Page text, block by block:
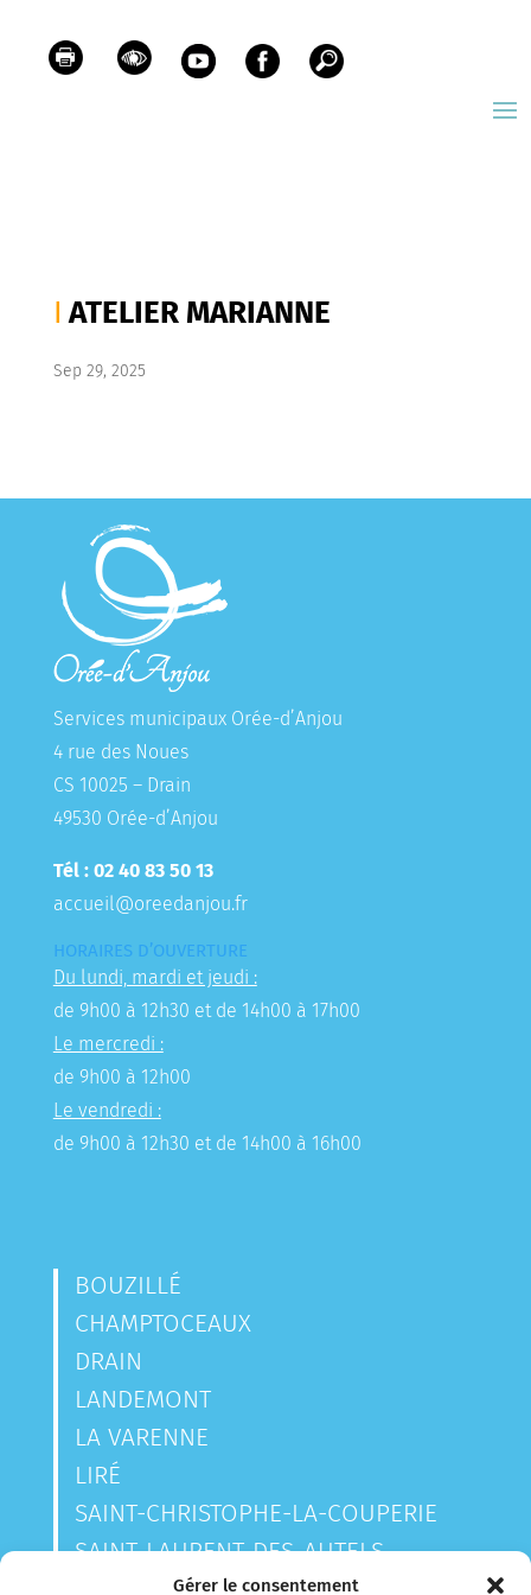
Gérer le consentement
ATELIER MARIANNE
Sep 29, 2025
Services municipaux Orée-d’Anjou
4 rue des Noues
CS 10025 – Drain
49530 Orée-d’Anjou
Tél : 02 40 83 50 13
accueil@oreedanjou.fr
HORAIRES D’OUVERTURE
Du lundi, mardi et jeudi :
de 9h00 à 12h30 et de 14h00 à 17h00
Le mercredi :
de 9h00 à 12h00
Le vendredi :
de 9h00 à 12h30 et de 14h00 à 16h00
BOUZILLÉ
CHAMPTOCEAUX
DRAIN
LANDEMONT
LA VARENNE
LIRÉ
SAINT-CHRISTOPHE-LA-COUPERIE
SAINT-LAURENT-DES-AUTELS
SAINT-SAUVEUR-DE-LANDEMONT